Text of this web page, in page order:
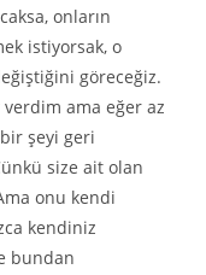
onların
istiyorsak, o
göreceğiz.
verdim ama eğer az
şeyi geri
size ait olan
onu kendi
kendiniz
bundan